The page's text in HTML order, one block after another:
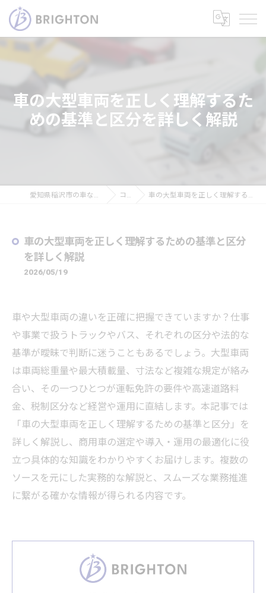
車の大型車両を正しく理解するた
めの基準と区分を詳しく解説
愛知県稲沢市の車なら株式会社ブライトン コラム 車の大型車両を正しく理解するための基準と区分を詳しく解説
車の大型車両を正しく理解するための基準と区分
を詳しく解説
2026/05/19
車や大型車両の違いを正確に把握できていますか？仕事
や事業で扱うトラックやバス、それぞれの区分や法的な
基準が曖昧で判断に迷うこともあるでしょう。大型車両
は車両総重量や最大積載量、寸法など複雑な規定が絡み
合い、その一つひとつが運転免許の要件や高速道路料
金、税制区分など経営や運用に直結します。本記事では
「車の大型車両を正しく理解するための基準と区分」を
詳しく解説し、商用車の選定や導入・運用の最適化に役
立つ具体的な知識をわかりやすくお届けします。複数の
ソースを元にした実務的な解説と、スムーズな業務推進
に繋がる確かな情報が得られる内容です。